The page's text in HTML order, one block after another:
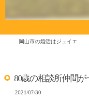
80歳の相談所仲間
2021/07/30